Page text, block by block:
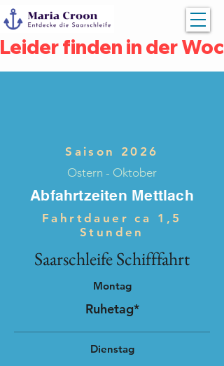
Leider finden in der
Saison 2026
Ostern - Oktober
Abfahrtzeiten Mettlach
Fahrtdauer ca 1,5
Stunden
Saarschleife Schifffahrt
Montag
Ruhetag*
Dienstag